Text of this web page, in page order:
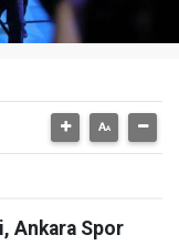
Ankara Spor